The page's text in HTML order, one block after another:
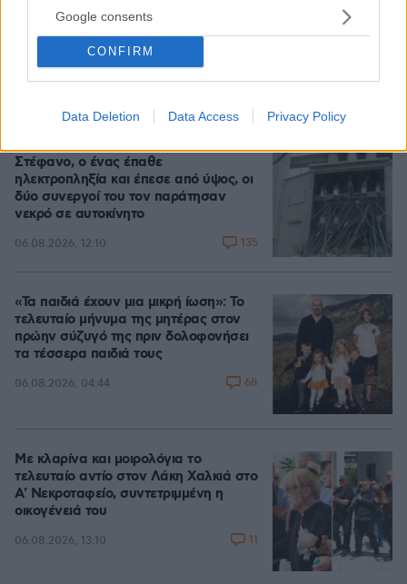
Google consents
CONFIRM
Data Deletion Data Access Privacy Policy
μέχρι γάτες και προφυλακτικά,
αψηφούν ακόμη και τους τυφώνες
06.08.2026, 14:45
Πήγαν να κλέψουν καλώδια στον Άγιο
Στέφανο, ο ένας έπαθε
ηλεκτροπληξία και έπεσε από ύψος, οι
δύο συνεργοί του τον παράτησαν
νεκρό σε αυτοκίνητο
06.08.2026, 12:10 135
«Τα παιδιά έχουν μια μικρή ίωση»: Το
τελευταίο μήνυμα της μητέρας στον
πρώην σύζυγό της πριν δολοφονήσει
τα τέσσερα παιδιά τους
06.08.2026, 04:44 68
Με κλαρίνα και μοιρολόγια το
τελευταίο αντίο στον Λάκη Χαλκιά στο
A' Νεκροταφείο, συντετριμμένη η
οικογένειά του
06.08.2026, 13:10 11